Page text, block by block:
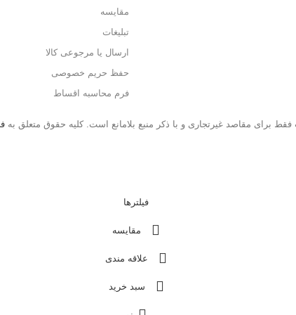
مقایسه
تبلیغات
ارسال یا مرجوعی کالا
حفظ حریم خصوصی
فرم محاسبه اقساط
برای مقاصد غیرتجاری و با ذکر منبع بلامانع است. کلیه حقوق متعلق به
فیلترها
مقایسه
علاقه مندی
سبد خرید